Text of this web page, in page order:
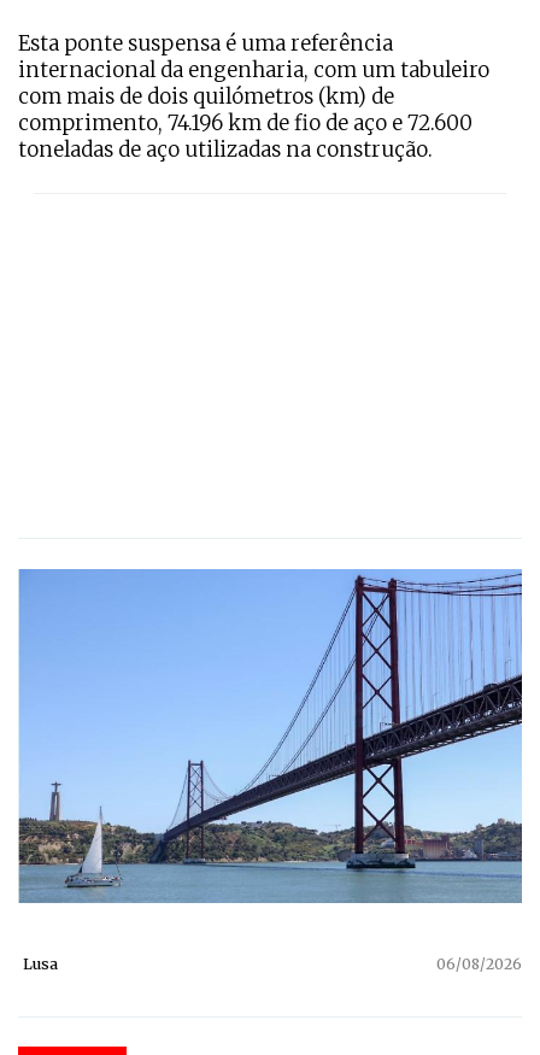
Esta ponte suspensa é uma referência
internacional da engenharia, com um tabuleiro
com mais de dois quilómetros (km) de
comprimento, 74.196 km de fio de aço e 72.600
toneladas de aço utilizadas na construção.
Lusa 06/08/2026